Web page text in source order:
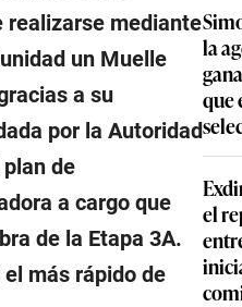
realizarse mediante
un Muelle
a su
por la Autoridad
de
a cargo que
de la Etapa 3A.
más rápido de
la
que
el